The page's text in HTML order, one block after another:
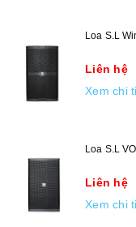
Loa S.L
Liên hệ
Xem chi
Loa S.L
Liên hệ
Xem chi